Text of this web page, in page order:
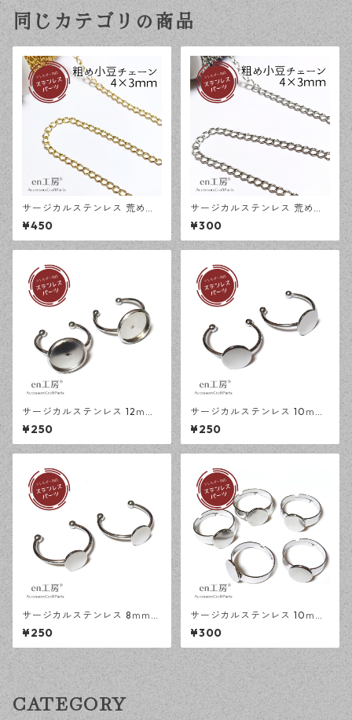
同じカテゴリの商品
サージカルステンレス 荒め小
豆チェーン 4×3ｍｍ ゴールド
50cm アジャスターチェーン
アレルギー対応 ハンドメイド
¥450
サージカルステンレス 荒め小
豆チェーン 4×3ｍｍ シルバー
50cm アジャスターチェーン
アレルギー対応 ハンドメイド
¥300
サージカルステンレス 12ｍｍ
ミール皿 オープンリング台 シ
ルバー 2個 アレルギー対応 ア
クセサリーパーツ ハンドメイ
¥250
サージカルステンレス 10ｍｍ
平皿 オープンリング台 シルバ
ー 2個 アレルギー対応 アクセ
サリーパーツ ハンドメイド資
¥250
サージカルステンレス 8ｍｍ
平皿 オープンリング台 シルバ
ー 2個 アレルギー対応 アクセ
サリーパーツ ハンドメイド資
材 【en工房】
¥250
サージカルステンレス 10ｍｍ
平皿 フリーサイズ リング台 シ
ルバー 5個 アレルギー対応 ア
クセサリーパーツ ハンドメイ
ド資材 【en工房】
¥300
CATEGORY